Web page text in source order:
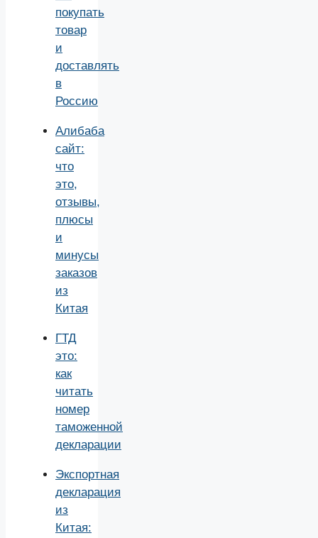
покупать
товар
и
доставлять
в
Россию
Алибаба
сайт:
что
это,
отзывы,
плюсы
и
минусы
заказов
из
Китая
ГТД
это:
как
читать
номер
таможенной
декларации
Экспортная
декларация
из
Китая: